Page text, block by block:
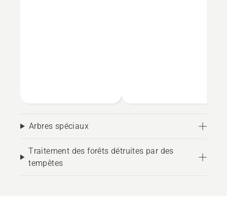
Arbres spéciaux
Traitement des forêts détruites par des
tempêtes